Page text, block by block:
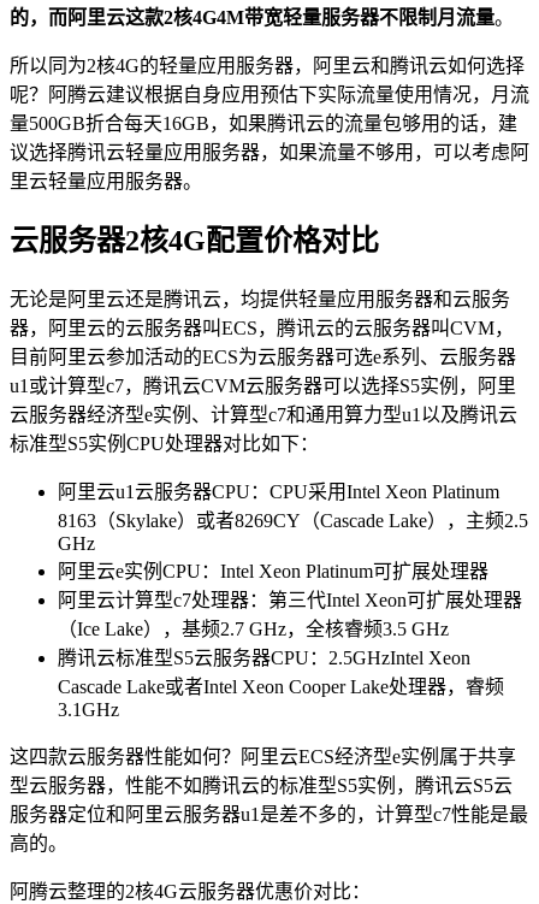
的，而阿里云这款2核4G4M带宽轻量服务器不限制月流量。
所以同为2核4G的轻量应用服务器，阿里云和腾讯云如何选择
呢？阿腾云建议根据自身应用预估下实际流量使用情况，月流
量500GB折合每天16GB，如果腾讯云的流量包够用的话，建
议选择腾讯云轻量应用服务器，如果流量不够用，可以考虑阿
里云轻量应用服务器。
云服务器2核4G配置价格对比
无论是阿里云还是腾讯云，均提供轻量应用服务器和云服务
器，阿里云的云服务器叫ECS，腾讯云的云服务器叫CVM，
目前阿里云参加活动的ECS为云服务器可选e系列、云服务器
u1或计算型c7，腾讯云CVM云服务器可以选择S5实例，阿里
云服务器经济型e实例、计算型c7和通用算力型u1以及腾讯云
标准型S5实例CPU处理器对比如下：
阿里云u1云服务器CPU：CPU采用Intel Xeon Platinum
8163（Skylake）或者8269CY（Cascade Lake），主频2.5
GHz
阿里云e实例CPU：Intel Xeon Platinum可扩展处理器
阿里云计算型c7处理器：第三代Intel Xeon可扩展处理器
（Ice Lake），基频2.7 GHz，全核睿频3.5 GHz
腾讯云标准型S5云服务器CPU：2.5GHzIntel Xeon
Cascade Lake或者Intel Xeon Cooper Lake处理器，睿频
3.1GHz
这四款云服务器性能如何？阿里云ECS经济型e实例属于共享
型云服务器，性能不如腾讯云的标准型S5实例，腾讯云S5云
服务器定位和阿里云服务器u1是差不多的，计算型c7性能是最
高的。
阿腾云整理的2核4G云服务器优惠价对比：